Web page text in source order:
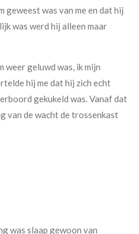
geweest was van me en dat hij
was werd hij alleen maar
weer geluwd was, ik mijn
hij me dat hij zich echt
gekukeld was. Vanaf dat
van de wacht de trossenkast
was slaap gewoon van